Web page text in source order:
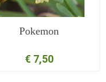
Pokemon
€ 7,50